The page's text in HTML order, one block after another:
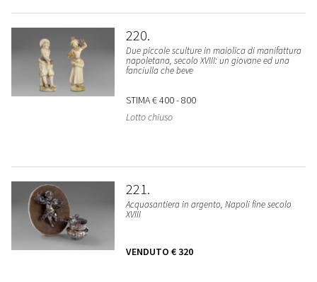
220
Due piccole sculture in maiolica di manifattura
napoletana, secolo XVIII: un giovane ed una
fanciulla che beve
STIMA€ 400 - 800
Lotto chiuso
221
Acquasantiera in argento, Napoli fine secolo
XVIII
VENDUTO € 320